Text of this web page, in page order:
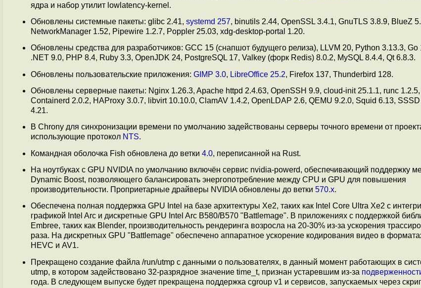
ядра и набор утилит lowlatency-kernel.
Обновлены системные пакеты: glibc 2.41, systemd 257, binutils 2.44, OpenSSL 3.4.1, GnuTLS 3.8.9, BlueZ
NetworkManager 1.52, Pipewire 1.2.7, Poppler 25.03, xdg-desktop-portal 1.20.
Обновлены средства для разработчиков: GCC 15 (снапшот будущего релиза), LLVM 20, Python 3.13.3, Go
.NET 9.0, PHP 8.4, Ruby 3.3, OpenJDK 24, PostgreSQL 17, Valkey (форк Redis) 8.0.2, MySQL 8.4.4, Qt 6.8.3.
Обновлены пользовательские приложения: GIMP 3.0, LibreOffice 25.2, Firefox 137, Thunderbird 128.
Обновлены серверные пакеты: Nginx 1.26.3, Apache httpd 2.4.63, OpenSSH 9.9, cloud-init 25.1.1, runc
Containerd 2.0.2, HAProxy 3.0.7, libvirt 10.10.0, ClamAV 1.4.2, OpenLDAP 2.6, QEMU 9.2.0, Squid 6.13,
4.21.
В Chrony для синхронизации времени по умолчанию задействованы серверы точного времени от
использующие протокол NTS.
Командная оболочка Fish обновлена до ветки 4.0, переписанной на Rust.
На ноутбуках с GPU NVIDIA по умолчанию включён сервис nvidia-powerd, обеспечивающий поддержку
Dynamic Boost, позволяющего балансировать энергопотребление между CPU и GPU для повышения
производительности. Проприетарные драйверы NVIDIA обновлены до ветки 570.x.
Обеспечена полная поддержка GPU Intel на базе архитектуры Xe2, таких как Intel Core Ultra Xe2 с
графикой Intel Arc и дискретные GPU Intel Arc B580/B570 "Battlemage". В приложениях с поддержкой
Embree, таких как Blender, производительность рендеринга возросла на 20-30% из-за ускорения
раза. На дискретных GPU "Battlemage" обеспечено аппаратное ускорение кодирования видео в
HEVC и AV1.
Прекращено создание файла /run/utmp с данными о пользователях, в данный момент работающих в
utmp, в котором задействовано 32-разрядное значение time_t, признан устаревшим из-за
года. В следующем выпуске будет прекращена поддержка cgroup v1 и сервисов, запускаемых через